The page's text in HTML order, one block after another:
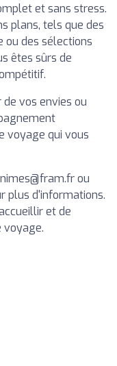
et sans stress.
plans, tels que des
ou des sélections
êtes sûrs de
vos envies ou
voyage qui vous
ou
plus d'informations.
et de
voyage.